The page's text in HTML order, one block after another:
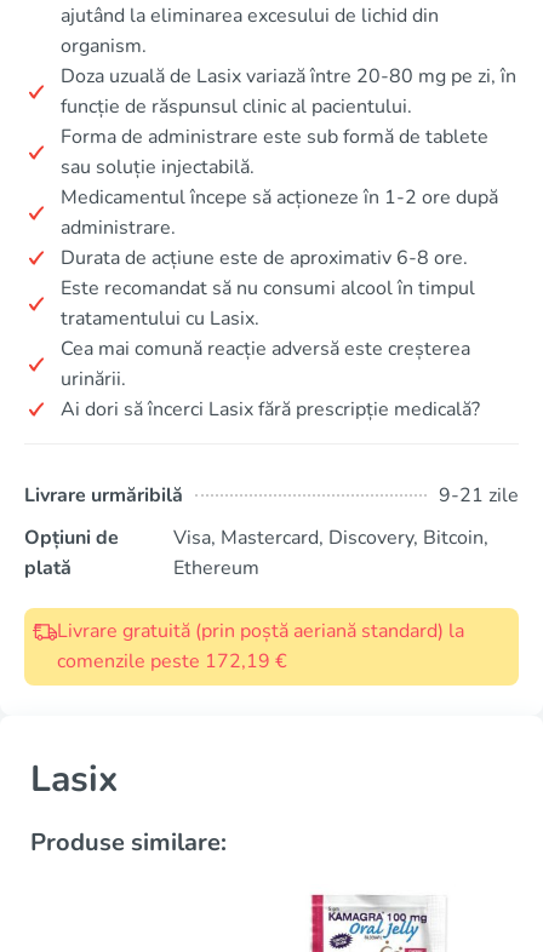
ajutând la eliminarea excesului de lichid din
organism.
Doza uzuală de Lasix variază între 20-80 mg pe zi, în
funcție de răspunsul clinic al pacientului.
Forma de administrare este sub formă de tablete
sau soluție injectabilă.
Medicamentul începe să acționeze în 1-2 ore după
administrare.
Durata de acțiune este de aproximativ 6-8 ore.
Este recomandat să nu consumi alcool în timpul
tratamentului cu Lasix.
Cea mai comună reacție adversă este creșterea
urinării.
Ai dori să încerci Lasix fără prescripție medicală?
Livrare urmăribilă
9-21 zile
Opțiuni de
plată
Visa, Mastercard, Discovery, Bitcoin,
Ethereum
Livrare gratuită (prin poștă aeriană standard) la
comenzile peste 172,19 €
Lasix
Produse similare: